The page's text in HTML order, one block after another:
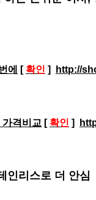
에 [ 확인 ] http://
가격비교 [ 확인 ]
인리스로 더 안심